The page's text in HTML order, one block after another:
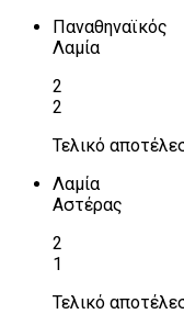
Παναθηναϊκός
Λαμία
2
2
Τελικό
Λαμία
Αστέρας
2
1
Τελικό